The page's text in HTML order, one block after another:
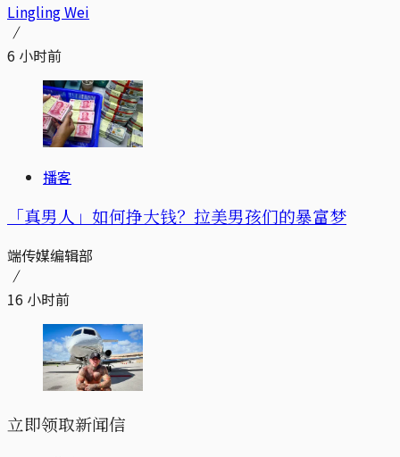
Lingling Wei
6 小时前
播客
「真男人」如何挣大钱？拉美男孩们的暴富梦
端传媒编辑部
16 小时前
立即领取新闻信